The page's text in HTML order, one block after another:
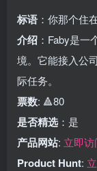
标语 ：你那个住
介绍 ：Faby是
境。它能接入公
际任务。
票数: 🔺80
是否精选 ：是
产品网站: 立即访
Product Hunt: